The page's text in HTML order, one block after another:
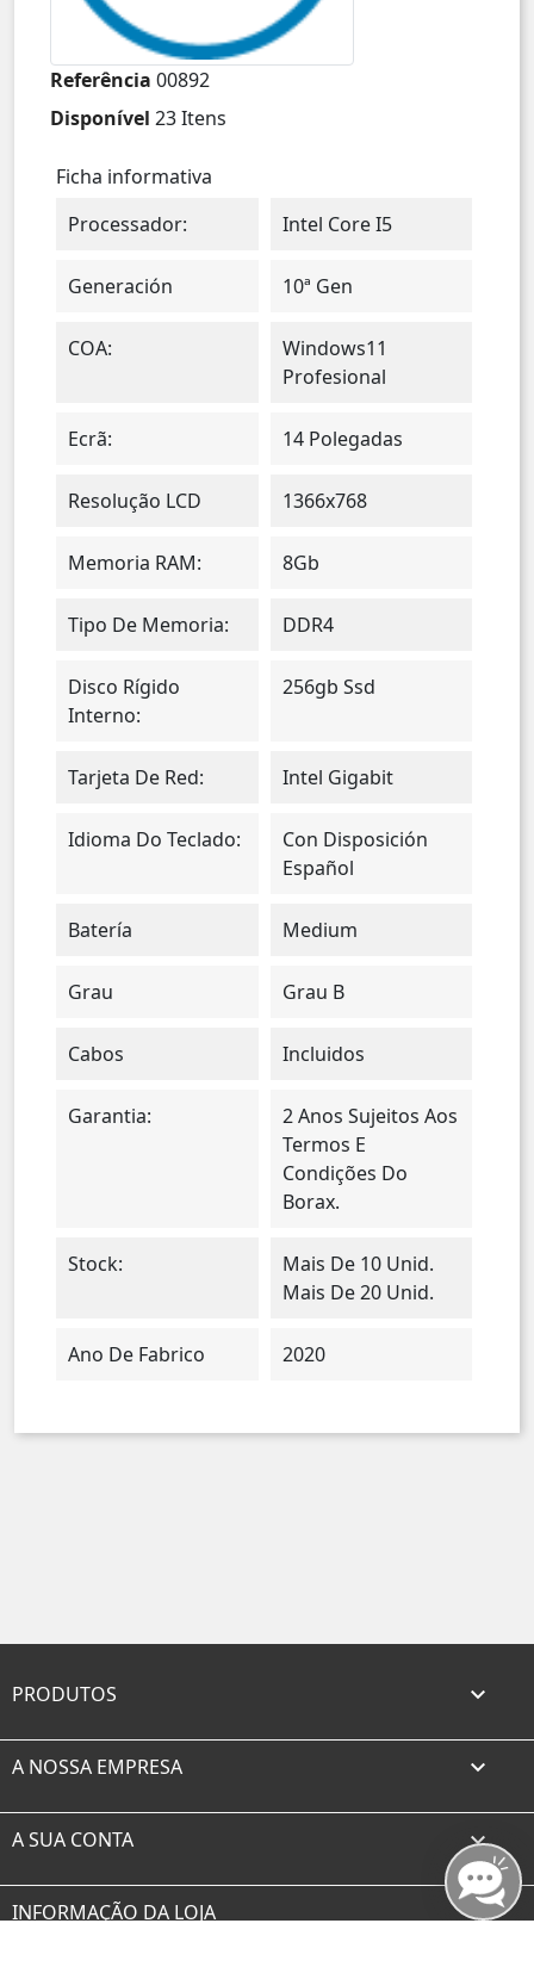
Referência 00892
Disponível 23 Itens
Ficha informativa
Processador:
Intel Core I5
Generación 10ª Gen
COA:
Windows11
Profesional
Ecrã: 14 Polegadas
Resolução LCD 1366x768
Memoria RAM: 8Gb
Tipo De Memoria: DDR4
Disco Rígido
Interno:
256gb Ssd
Tarjeta De Red: Intel Gigabit
Idioma Do Teclado:
Con Disposición
Español
Batería Medium
Grau Grau B
Cabos Incluidos
Garantia:
2 Anos Sujeitos Aos
Termos E
Condições Do
Borax.
Stock:
Mais De 10 Unid.
Mais De 20 Unid.
Ano De Fabrico 2020
PRODUTOS 
A NOSSA EMPRESA 
A SUA CONTA 
INFORMAÇÃO DA LOJA